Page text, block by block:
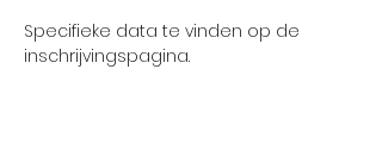
Specifieke data te vinden op de
inschrijvingspagina.